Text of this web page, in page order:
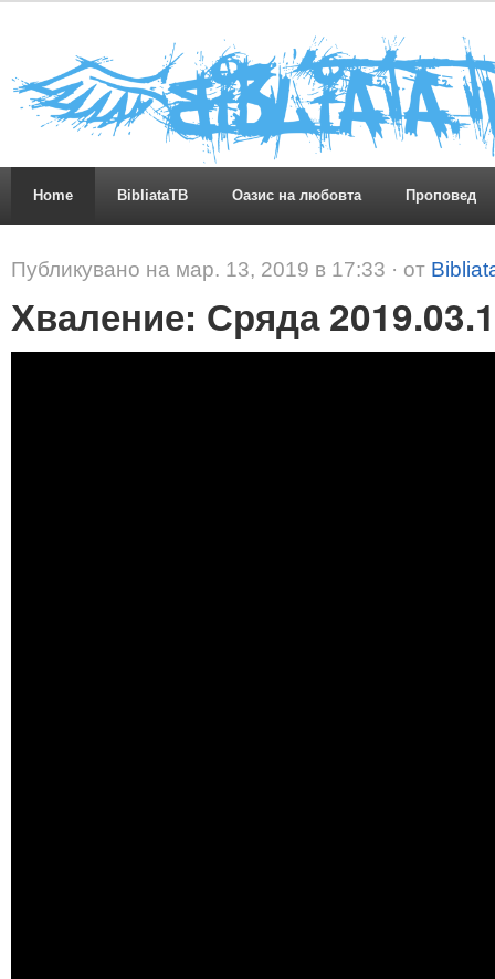
Home BibliataTB Оазис на любовта Проповед
Публикувано на мар. 13, 2019 в 17:33 · от
Хваление: Сряда